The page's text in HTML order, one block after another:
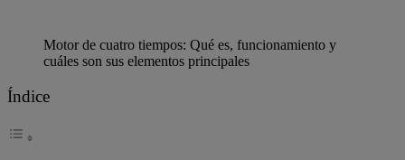
Motor de cuatro tiempos: Qué es, funcionamiento y
cuáles son sus elementos principales
Índice